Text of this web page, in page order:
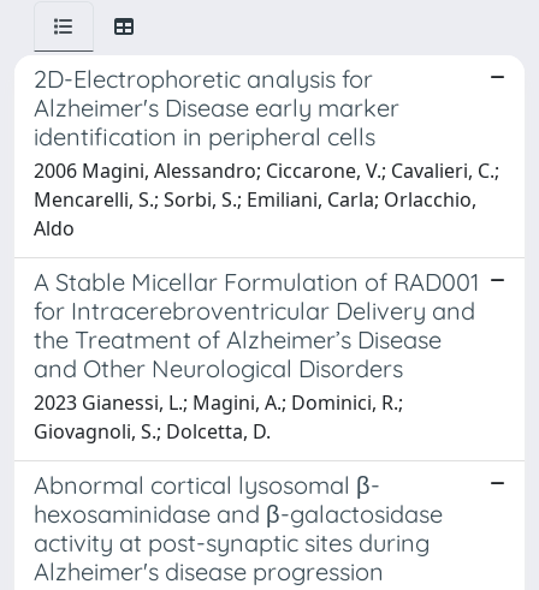
2D-Electrophoretic analysis for
Alzheimer's Disease early marker
identification in peripheral cells
2006 Magini, Alessandro; Ciccarone, V.; Cavalieri, C.;
Mencarelli, S.; Sorbi, S.; Emiliani, Carla; Orlacchio,
Aldo
A Stable Micellar Formulation of RAD001
for Intracerebroventricular Delivery and
the Treatment of Alzheimer’s Disease
and Other Neurological Disorders
2023 Gianessi, L.; Magini, A.; Dominici, R.;
Giovagnoli, S.; Dolcetta, D.
Abnormal cortical lysosomal β-
hexosaminidase and β-galactosidase
activity at post-synaptic sites during
Alzheimer's disease progression